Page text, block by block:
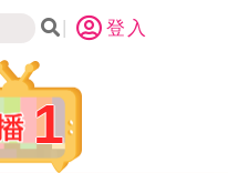
登入
1